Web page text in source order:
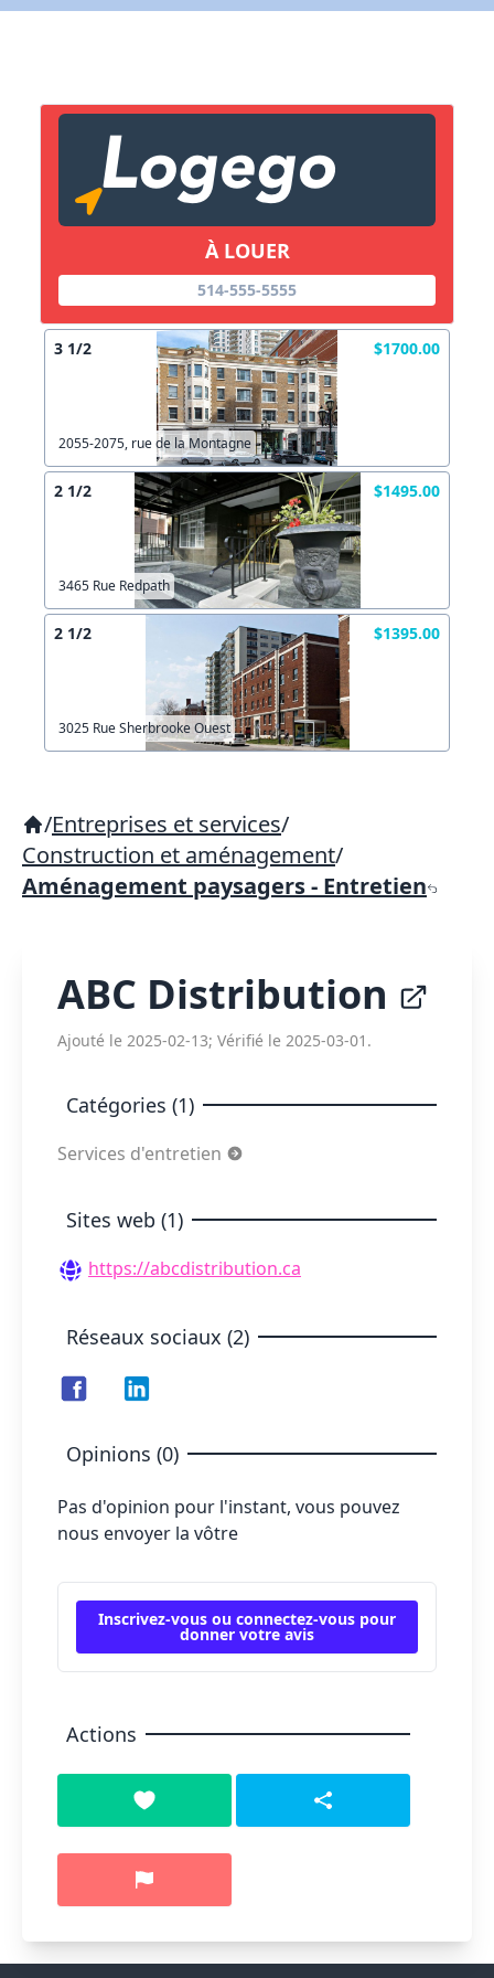
À LOUER
514-555-5555
3 1/2 $1700.00
2055-2075, rue de la Montagne
2 1/2 $1495.00
3465 Rue Redpath
2 1/2 $1395.00
3025 Rue Sherbrooke Ouest
/Entreprises et services/
Construction et aménagement/
Aménagement paysagers - Entretien
ABC Distribution
Ajouté le 2025-02-13; Vérifié le 2025-03-01.
Catégories (1)
Services d'entretien
Sites web (1)
https://abcdistribution.ca
Réseaux sociaux (2)
Opinions (0)
Pas d'opinion pour l'instant, vous pouvez
nous envoyer la vôtre
Inscrivez-vous ou connectez-vous pour
donner votre avis
Actions
X Fermer Envoyez
Copier lien
X Fermer